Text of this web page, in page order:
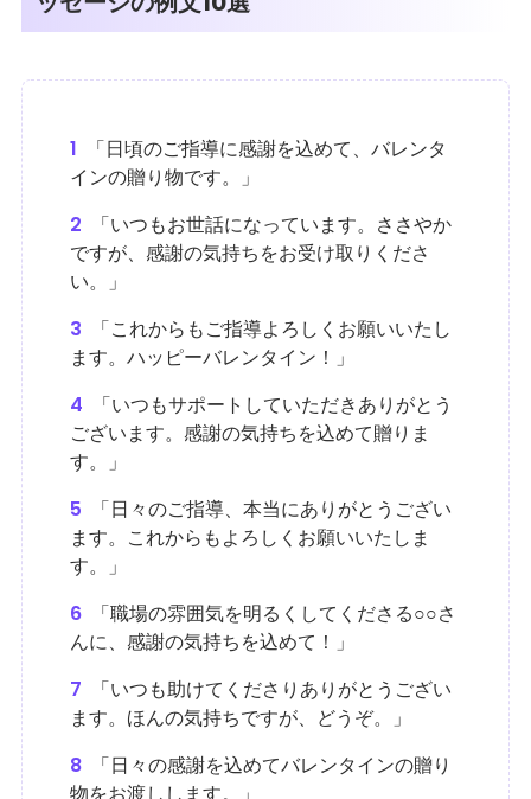
1
「日頃のご指導に感謝を込めて、バレンタ
インの贈り物です。」
2
「いつもお世話になっています。ささやか
ですが、感謝の気持ちをお受け取りくださ
い。」
3
「これからもご指導よろしくお願いいたし
ます。ハッピーバレンタイン！」
4
「いつもサポートしていただきありがとう
ございます。感謝の気持ちを込めて贈りま
す。」
5
「日々のご指導、本当にありがとうござい
ます。これからもよろしくお願いいたしま
す。」
6
「職場の雰囲気を明るくしてくださる○○さ
んに、感謝の気持ちを込めて！」
7
「いつも助けてくださりありがとうござい
ます。ほんの気持ちですが、どうぞ。」
8
「日々の感謝を込めてバレンタインの贈り